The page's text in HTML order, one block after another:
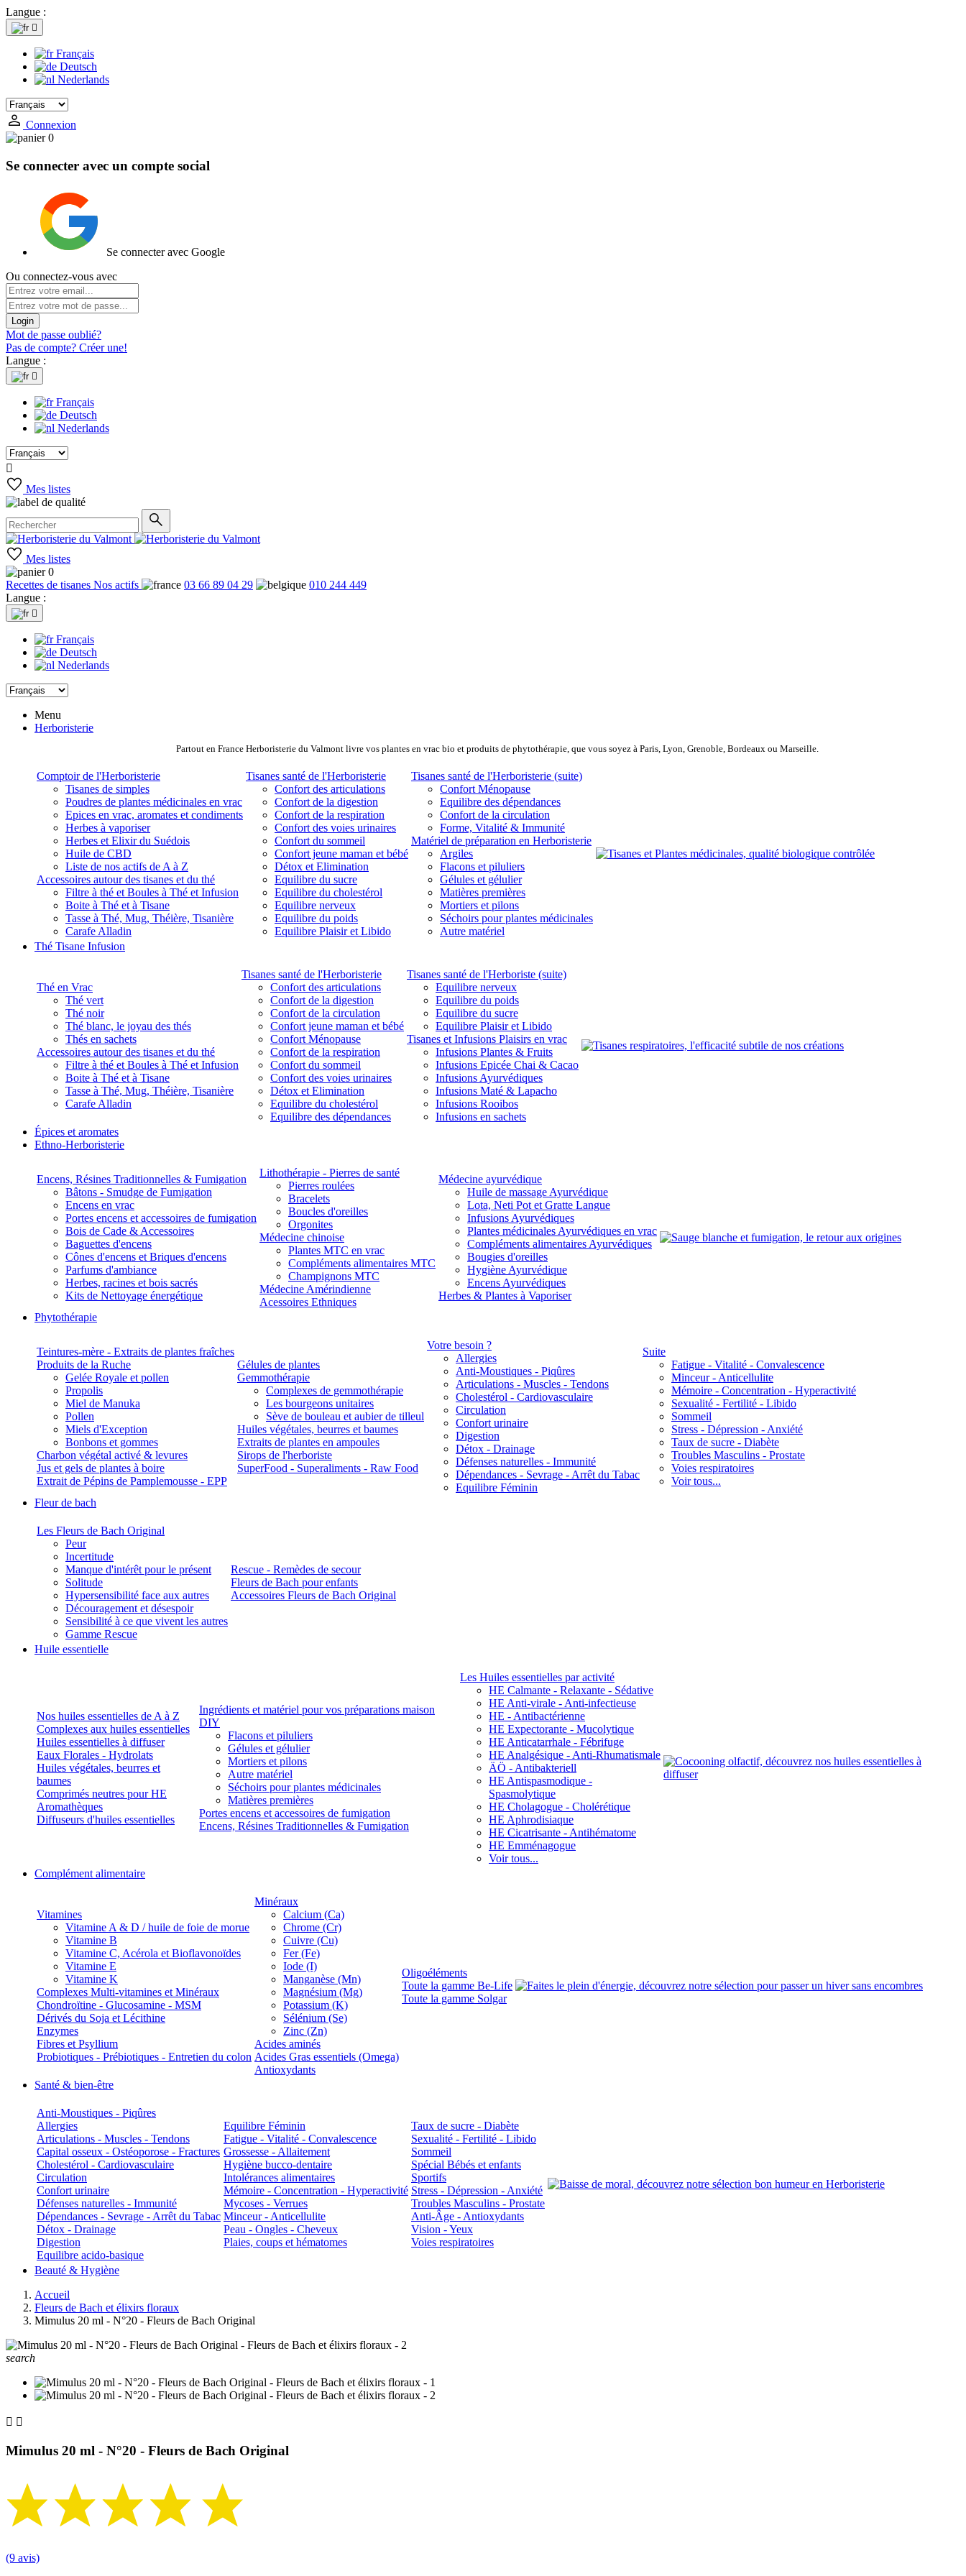
Langue :

Français
Deutsch
Nederlands
Connexion
0
Se connecter avec un compte social
Se connecter avec Google
Ou connectez-vous avec
Login
Mot de passe oublié?
Pas de compte? Créer une!
Langue :

Français
Deutsch
Nederlands

Mes listes
Mes listes
0
Recettes de tisanes Nos actifs 03 66 89 04 29
010 244 449
Langue :

Français
Deutsch
Nederlands
Menu
Herboristerie
Partout en France Herboristerie du Valmont livre vos plantes en vrac bio et produits de phytothérapie, que vous soyez à Paris, Lyon, Grenoble, Bordeaux ou Marseille.
Comptoir de l'Herboristerie
Tisanes de simples
Poudres de plantes médicinales en vrac
Epices en vrac, aromates et condiments
Herbes à vaporiser
Herbes et Elixir du Suédois
Huile de CBD
Liste de nos actifs de A à Z
Accessoires autour des tisanes et du thé
Filtre à thé et Boules à Thé et Infusion
Boite à Thé et à Tisane
Tasse à Thé, Mug, Théière, Tisanière
Carafe Alladin
Tisanes santé de l'Herboristerie
Confort des articulations
Confort de la digestion
Confort de la respiration
Confort des voies urinaires
Confort du sommeil
Confort jeune maman et bébé
Détox et Elimination
Equilibre du sucre
Equilibre du cholestérol
Equilibre nerveux
Equilibre du poids
Equilibre Plaisir et Libido
Tisanes santé de l'Herboristerie (suite)
Confort Ménopause
Equilibre des dépendances
Confort de la circulation
Forme, Vitalité & Immunité
Matériel de préparation en Herboristerie
Argiles
Flacons et piluliers
Gélules et gélulier
Matières premières
Mortiers et pilons
Séchoirs pour plantes médicinales
Autre matériel
Thé Tisane Infusion
Thé en Vrac
Thé vert
Thé noir
Thé blanc, le joyau des thés
Thés en sachets
Accessoires autour des tisanes et du thé
Filtre à thé et Boules à Thé et Infusion
Boite à Thé et à Tisane
Tasse à Thé, Mug, Théière, Tisanière
Carafe Alladin
Tisanes santé de l'Herboristerie
Confort des articulations
Confort de la digestion
Confort de la circulation
Confort jeune maman et bébé
Confort Ménopause
Confort de la respiration
Confort du sommeil
Confort des voies urinaires
Détox et Elimination
Equilibre du cholestérol
Equilibre des dépendances
Tisanes santé de l'Herboriste (suite)
Equilibre nerveux
Equilibre du poids
Equilibre du sucre
Equilibre Plaisir et Libido
Tisanes et Infusions Plaisirs en vrac
Infusions Plantes & Fruits
Infusions Epicée Chai & Cacao
Infusions Ayurvédiques
Infusions Maté & Lapacho
Infusions Rooibos
Infusions en sachets
Épices et aromates
Ethno-Herboristerie
Encens, Résines Traditionnelles & Fumigation
Bâtons - Smudge de Fumigation
Encens en vrac
Portes encens et accessoires de fumigation
Bois de Cade & Accessoires
Baguettes d'encens
Cônes d'encens et Briques d'encens
Parfums d'ambiance
Herbes, racines et bois sacrés
Kits de Nettoyage énergétique
Lithothérapie - Pierres de santé
Pierres roulées
Bracelets
Boucles d'oreilles
Orgonites
Médecine chinoise
Plantes MTC en vrac
Compléments alimentaires MTC
Champignons MTC
Médecine Amérindienne
Acessoires Ethniques
Médecine ayurvédique
Huile de massage Ayurvédique
Lota, Neti Pot et Gratte Langue
Infusions Ayurvédiques
Plantes médicinales Ayurvédiques en vrac
Compléments alimentaires Ayurvédiques
Bougies d'oreilles
Hygiène Ayurvédique
Encens Ayurvédiques
Herbes & Plantes à Vaporiser
Phytothérapie
Teintures-mère - Extraits de plantes fraîches
Produits de la Ruche
Gelée Royale et pollen
Propolis
Miel de Manuka
Pollen
Miels d'Exception
Bonbons et gommes
Charbon végétal activé & levures
Jus et gels de plantes à boire
Extrait de Pépins de Pamplemousse - EPP
Gélules de plantes
Gemmothérapie
Complexes de gemmothérapie
Les bourgeons unitaires
Sève de bouleau et aubier de tilleul
Huiles végétales, beurres et baumes
Extraits de plantes en ampoules
Sirops de l'herboriste
SuperFood - Superaliments - Raw Food
Votre besoin ?
Allergies
Anti-Moustiques - Piqûres
Articulations - Muscles - Tendons
Cholestérol - Cardiovasculaire
Circulation
Confort urinaire
Digestion
Détox - Drainage
Défenses naturelles - Immunité
Dépendances - Sevrage - Arrêt du Tabac
Equilibre Féminin
Suite
Fatigue - Vitalité - Convalescence
Minceur - Anticellulite
Mémoire - Concentration - Hyperactivité
Sexualité - Fertilité - Libido
Sommeil
Stress - Dépression - Anxiété
Taux de sucre - Diabète
Troubles Masculins - Prostate
Voies respiratoires
Voir tous...
Fleur de bach
Les Fleurs de Bach Original
Peur
Incertitude
Manque d'intérêt pour le présent
Solitude
Hypersensibilité face aux autres
Découragement et désespoir
Sensibilité à ce que vivent les autres
Gamme Rescue
Rescue - Remèdes de secour
Fleurs de Bach pour enfants
Accessoires Fleurs de Bach Original
Huile essentielle
Nos huiles essentielles de A à Z
Complexes aux huiles essentielles
Huiles essentielles à diffuser
Eaux Florales - Hydrolats
Huiles végétales, beurres et
baumes
Comprimés neutres pour HE
Aromathèques
Diffuseurs d'huiles essentielles
Ingrédients et matériel pour vos préparations maison
DIY
Flacons et piluliers
Gélules et gélulier
Mortiers et pilons
Autre matériel
Séchoirs pour plantes médicinales
Matières premières
Portes encens et accessoires de fumigation
Encens, Résines Traditionnelles & Fumigation
Les Huiles essentielles par activité
HE Calmante - Relaxante - Sédative
HE Anti-virale - Anti-infectieuse
HE - Antibactérienne
HE Expectorante - Mucolytique
HE Anticatarrhale - Fébrifuge
HE Analgésique - Anti-Rhumatismale
ÄÖ - Antibakteriell
HE Antispasmodique -
Spasmolytique
HE Cholagogue - Cholérétique
HE Aphrodisiaque
HE Cicatrisante - Antihématome
HE Emménagogue
Voir tous...
Complément alimentaire
Vitamines
Vitamine A & D / huile de foie de morue
Vitamine B
Vitamine C, Acérola et Bioflavonoïdes
Vitamine E
Vitamine K
Complexes Multi-vitamines et Minéraux
Chondroïtine - Glucosamine - MSM
Dérivés du Soja et Lécithine
Enzymes
Fibres et Psyllium
Probiotiques - Prébiotiques - Entretien du colon
Minéraux
Calcium (Ca)
Chrome (Cr)
Cuivre (Cu)
Fer (Fe)
Iode (I)
Manganèse (Mn)
Magnésium (Mg)
Potassium (K)
Sélénium (Se)
Zinc (Zn)
Acides aminés
Acides Gras essentiels (Omega)
Antioxydants
Oligoéléments
Toute la gamme Be-Life
Toute la gamme Solgar
Santé & bien-être
Anti-Moustiques - Piqûres
Allergies
Articulations - Muscles - Tendons
Capital osseux - Ostéoporose - Fractures
Cholestérol - Cardiovasculaire
Circulation
Confort urinaire
Défenses naturelles - Immunité
Dépendances - Sevrage - Arrêt du Tabac
Détox - Drainage
Digestion
Equilibre acido-basique
Equilibre Féminin
Fatigue - Vitalité - Convalescence
Grossesse - Allaitement
Hygiène bucco-dentaire
Intolérances alimentaires
Mémoire - Concentration - Hyperactivité
Mycoses - Verrues
Minceur - Anticellulite
Peau - Ongles - Cheveux
Plaies, coups et hématomes
Taux de sucre - Diabète
Sexualité - Fertilité - Libido
Sommeil
Spécial Bébés et enfants
Sportifs
Stress - Dépression - Anxiété
Troubles Masculins - Prostate
Anti-Âge - Antioxydants
Vision - Yeux
Voies respiratoires
Beauté & Hygiène
Accueil
Fleurs de Bach et élixirs floraux
Mimulus 20 ml - N°20 - Fleurs de Bach Original
search
 
Mimulus 20 ml - N°20 - Fleurs de Bach Original
(9 avis)